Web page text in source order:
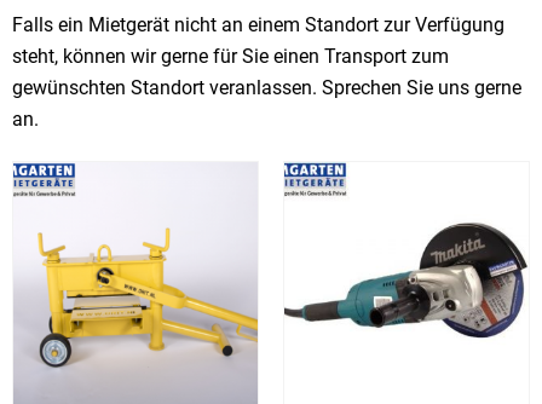
Falls ein Mietgerät nicht an einem Standort zur Verfügung
steht, können wir gerne für Sie einen Transport zum
gewünschten Standort veranlassen. Sprechen Sie uns gerne
an.